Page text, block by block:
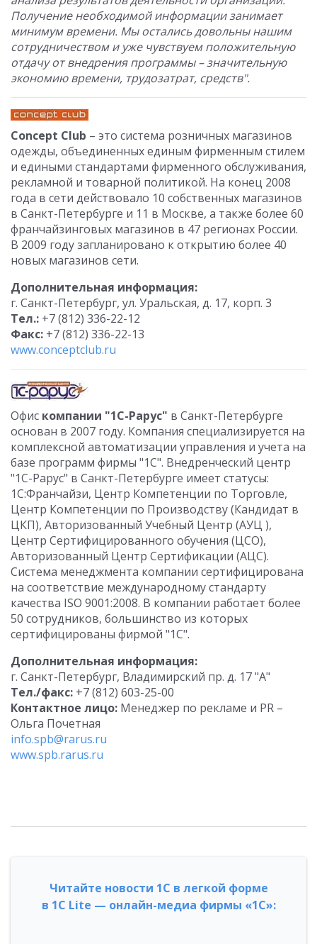
Получение необходимой информации занимает
минимум времени. Мы остались довольны нашим
сотрудничеством и уже чувствуем положительную
отдачу от внедрения программы – значительную
экономию времени, трудозатрат, средств".
Concept Club – это система розничных магазинов
одежды, объединенных единым фирменным стилем
и едиными стандартами фирменного обслуживания,
рекламной и товарной политикой. На конец 2008
года в сети действовало 10 собственных магазинов
в Санкт-Петербурге и 11 в Москве, а также более 60
франчайзинговых магазинов в 47 регионах России.
В 2009 году запланировано к открытию более 40
новых магазинов сети.
Дополнительная информация:
г. Санкт-Петербург, ул. Уральская, д. 17, корп. 3
Тел.: +7 (812) 336-22-12
Факс: +7 (812) 336-22-13
www.conceptclub.ru
Офис компании "1С-Рарус" в Санкт-Петербурге
основан в 2007 году. Компания специализируется на
комплексной автоматизации управления и учета на
базе программ фирмы "1С". Внедренческий центр
"1С-Рарус" в Санкт-Петербурге имеет статусы:
1С:Франчайзи, Центр Компетенции по Торговле,
Центр Компетенции по Производству (Кандидат в
ЦКП), Авторизованный Учебный Центр (АУЦ ),
Центр Сертифицированного обучения (ЦСО),
Авторизованный Центр Сертификации (АЦС).
Система менеджмента компании сертифицирована
на соответствие международному стандарту
качества ISO 9001:2008. В компании работает более
50 сотрудников, большинство из которых
сертифицированы фирмой "1С".
Дополнительная информация:
г. Санкт-Петербург, Владимирский пр. д. 17 "А"
Тел./факс: +7 (812) 603-25-00
Контактное лицо: Менеджер по рекламе и PR –
Ольга Почетная
info.spb@rarus.ru
www.spb.rarus.ru
Читайте новости 1С в легкой форме
в 1С Lite — онлайн-медиа фирмы «1С»: